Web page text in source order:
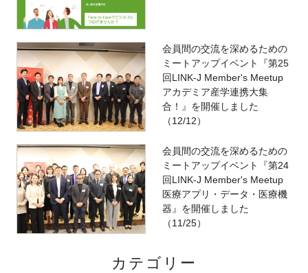
会員間の交流を深めるための
ミートアップイベント『第25
回LINK-J Member's Meetup
アカデミア産学連携大集
合！』を開催しました
（12/12）
会員間の交流を深めるための
ミートアップイベント『第24
回LINK-J Member's Meetup
医療アプリ・データ・医療機
器』を開催しました
（11/25）
カテゴリー